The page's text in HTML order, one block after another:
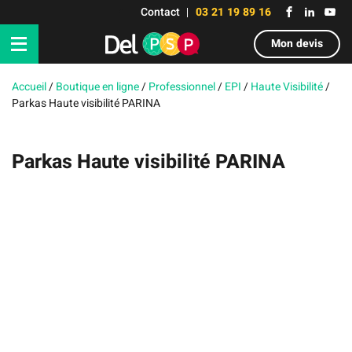
Contact
03 21 19 89 16
Mon devis
Accueil/Boutique en ligne/Professionnel/EPI/Haute Visibilité/
Parkas Haute visibilité PARINA
Parkas Haute visibilité PARINA